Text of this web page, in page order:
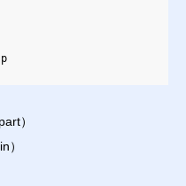
）
）